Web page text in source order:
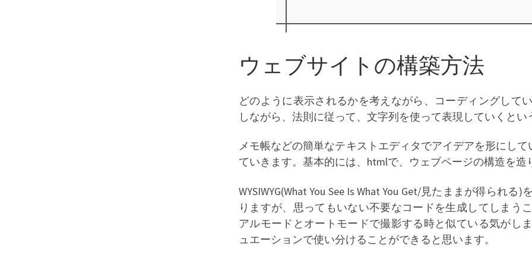
ウェブサイトの構築方法
どのように表示されるかを考えながら、コーディングして
しながら、法則に従って、文字列を使って表現していくとい
メモ帳などの簡単なテキストエディタでアイデアを形にして
ていきます。基本的には、htmlで、ウェブページの構造を造
WYSIWYG(What You See Is What You Get/見たままが得られ
りますが、思ってもいない不要なコードを生成してしまう
アルモードとオートモードで撮影する時と似ている気がし
ュエーションで使い分けることができると思います。